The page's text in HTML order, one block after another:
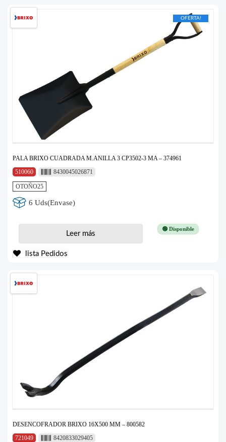
OFERTA!
PALA BRIXO CUADRADA M.ANILLA 3 CP3502-3 MA – 374961
510060
8430045026871
OTOÑO25
6 Uds(Envase)
🟢 Disponible
Leer más
lista Pedidos
DESENCOFRADOR BRIXO 16X500 MM – 800582
721049
8420833029405